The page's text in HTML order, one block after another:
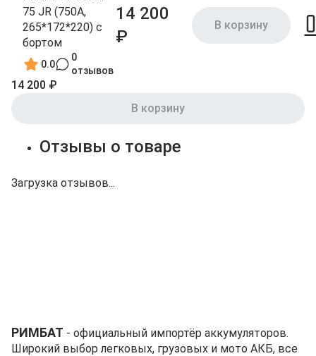
75 JR (750A,
265*172*220) с
бортом
0.0
0
отзывов
14 200
₽
В корзину
14 200 ₽
В корзину
Отзывы о товаре
Загрузка отзывов...
РИМБАТ - официальный импортёр аккумуляторов.
Широкий выбор легковых, грузовых и мото АКБ, все